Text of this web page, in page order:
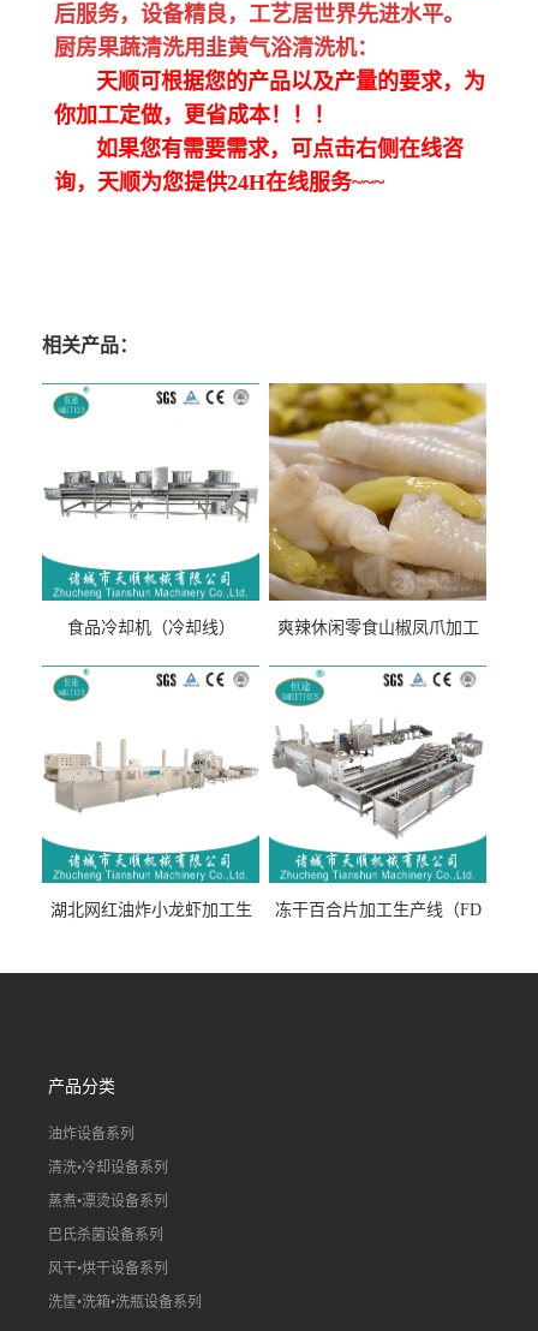
后服务，设备精良，工艺居世界先进水平。
厨房果蔬清洗用韭黄气浴清洗机：
天顺可根据您的产品以及产量的要求，为
你加工定做，更省成本！！！
如果您有需要需求，可点击右侧在线咨
询，天顺为您提供24H在线服务~~~
相关产品：
食品冷却机（冷却线）
爽辣休闲零食山椒凤爪加工
流水线）
湖北网红油炸小龙虾加工生
线）
冻干百合片加工生产线（FD
线）
产品分类
油炸设备系列
清洗•冷却设备系列
蒸煮•漂烫设备系列
巴氏杀菌设备系列
风干•烘干设备系列
洗筐•洗箱•洗瓶设备系列